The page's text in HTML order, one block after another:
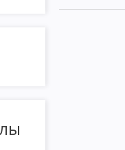
ЧИСТЫХ КУЛЬТУР